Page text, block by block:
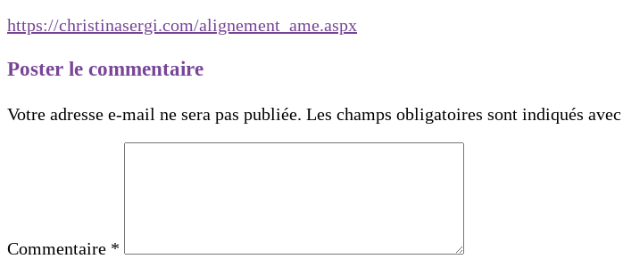
https://christinasergi.com/alignement_ame.aspx
Poster le commentaire
Votre adresse e-mail ne sera pas publiée. Les champs obligatoires sont indiqués avec
Commentaire *